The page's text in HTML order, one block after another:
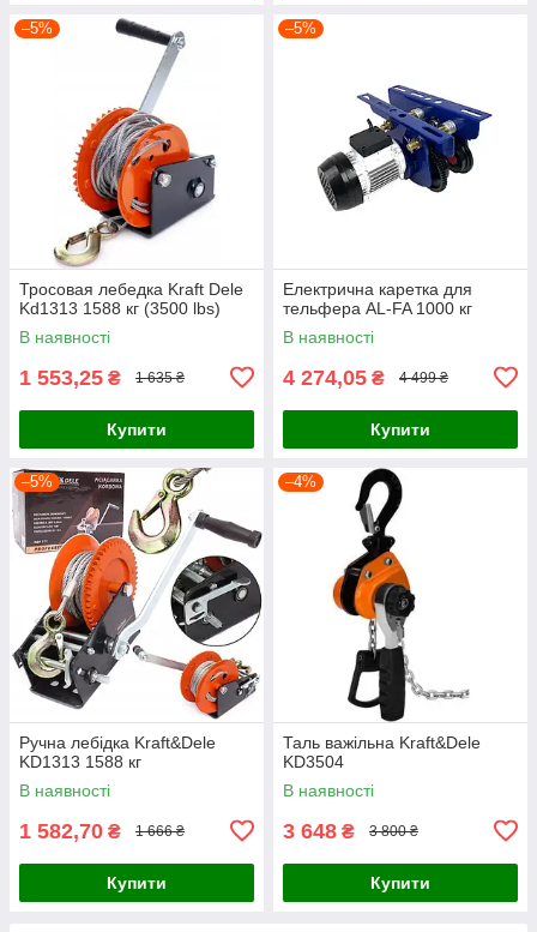
–5%
Тросовая лебедка Kraft Dele
Kd1313 1588 кг (3500 lbs)
В наявності
1 553,25 ₴ 1 635 ₴
Купити
–5%
Електрична каретка для
тельфера AL-FA 1000 кг
В наявності
4 274,05 ₴ 4 499 ₴
Купити
–5%
Ручна лебідка Kraft&Dele
KD1313 1588 кг
В наявності
1 582,70 ₴ 1 666 ₴
Купити
–4%
Таль важільна Kraft&Dele
KD3504
В наявності
3 648 ₴ 3 800 ₴
Купити